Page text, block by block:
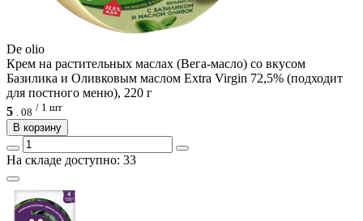
De olio
Крем на растительных маслах (Вега-масло) со вкусом
Базилика и Оливковым маслом Extra Virgin 72,5% (подходит
для постного меню), 220 г
5
08 / 1 шт
В корзину
На складе доступно: 33